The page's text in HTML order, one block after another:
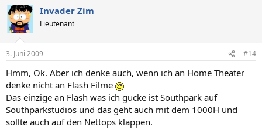
Invader Zim
Lieutenant
3. Juni 2009 #14
Hmm, Ok. Aber ich denke auch, wenn ich an Home Theater
denke nicht an Flash Filme
Das einzige an Flash was ich gucke ist Southpark auf
Southparkstudios und das geht auch mit dem 1000H und
sollte auch auf den Nettops klappen.